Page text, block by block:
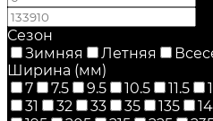
Сезон
Зимняя
Летняя
Ширина (мм)
7
7.5 9.5 10.5 11.5
31
32 33 35 135